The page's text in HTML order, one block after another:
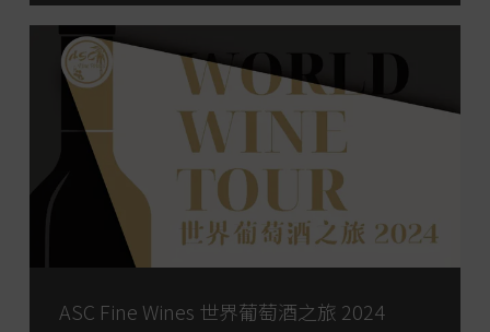
ASC Fine Wines 世界葡萄酒之旅 2024